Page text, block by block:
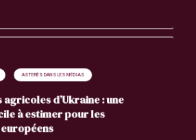
ASTERÈS DANS LES MÉDIAS
d’Ukraine : une
à estimer pour les